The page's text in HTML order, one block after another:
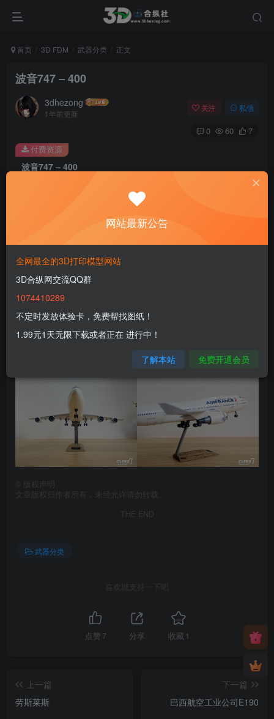
首页 3D FDM 武器分类 正文
波音747 – 400
3dhezong
1年前更新
关注 私信
0 60 7
波音747 – 400
100
免费
付费资源
版权声明
文章版权归作者所有，未经允许请勿转载。
THE END
武器分类
喜欢就支持一下吧
点赞 7 分享 收藏 1
上一篇
劳斯莱斯
下一篇
巴西航空工业公司E190
网站最新公告
全网最全的3D打印模型网站
3D合纵网交流QQ群
1074410289
不定时发放体验卡，免费帮找图纸！
1.99元1天无限下载或者正在 进行中！
了解本站 免费开通会员